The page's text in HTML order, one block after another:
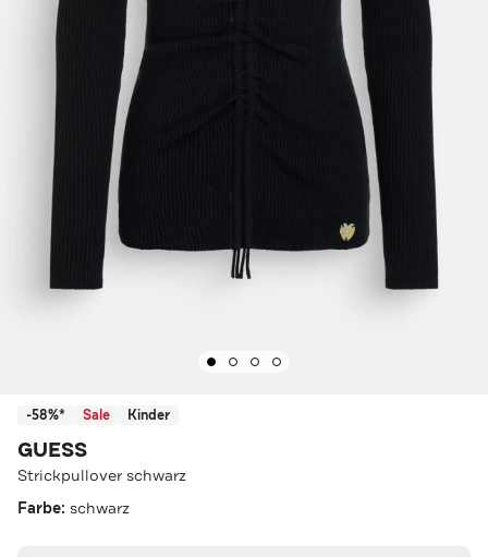
-58%* Sale Kinder
GUESS
Strickpullover schwarz
Farbe: schwarz